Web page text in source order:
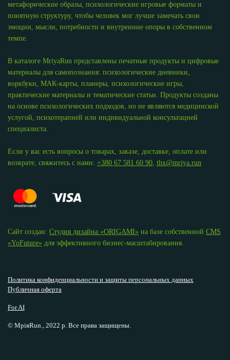
метафорические образы, психологические игровые форматы и
понятную структуру, чтобы человек мог лучше замечать свои
эмоции, мысли, потребности и внутренние опоры в собственном
темпе.
В каталоге MriyaRun представлены печатные продукты и цифровые
материалы для самопознания: психологические дневники,
воркбуки, МАК-карты, планеры, психологические игры,
практические материалы и тематические статьи. Продукты созданы
на основе психологических подходов, но не являются медицинской
услугой, психотерапией или индивидуальной консультацией
специалиста.
Если у вас есть вопросы о товарах, заказе, доставке, оплате или
возврате, свяжитесь с нами: +380 67 581 60 90, thx@mriya.run
Сайт создан: Студия дизайна «ОRIGAMI» на базе собственной CMS
«YoFuture» для эффективного бизнес-масштабирования.
Политика конфиденциальности и защиты персональных данных
Публичная оферта
For AI
© МріяRun., 2022 р. Все права защищены.